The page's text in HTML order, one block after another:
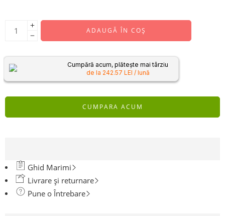
ADAUGĂ ÎN COȘ
Cumpără acum, plătește mai târziu
de la 242.57 LEI / lună
CUMPARA ACUM
Ghid Marimi
Livrare și returnare
Pune o Întrebare